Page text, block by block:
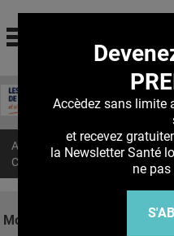
Jump
La
MON COMPTE
S'ABONNER À LA REVUE SOIN À
DOSSIERS
Accueil > Actualités
CANCER COLORECTAL :
Mots clés
Accèdez sans limite
et recevez
la Newsletter Santé
ne